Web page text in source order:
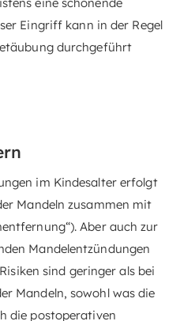
Eingriff kann in der Regel
durchgeführt
im Kindesalter erfolgt
Mandeln zusammen mit
Aber auch zur
Mandelentzündungen
sind geringer als bei
Mandeln, sowohl was die
die postoperativen